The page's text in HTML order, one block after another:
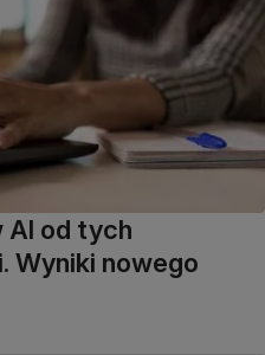
AI od tych
Wyniki nowego